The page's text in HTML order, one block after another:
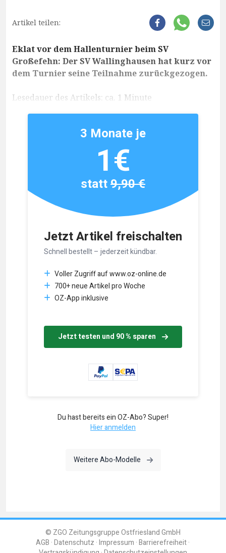
Artikel teilen:
Eklat vor dem Hallenturnier beim SV
Großefehn: Der SV Wallinghausen hat kurz vor
dem Turnier seine Teilnahme zurückgezogen.
Lesedauer des Artikels: ca. 1 Minute
Jetzt Artikel freischalten
Schnell bestellt – jederzeit kündbar.
Voller Zugriff auf www.oz-online.de
700+ neue Artikel pro Woche
OZ-App inklusive
Jetzt testen und 90 % sparen
3 Monate je
1€
statt9,90 €
Du hast bereits ein OZ-Abo? Super!
Hier anmelden
Weitere Abo-Modelle
© ZGO Zeitungsgruppe Ostfriesland GmbH
AGB Datenschutz Impressum Barrierefreiheit